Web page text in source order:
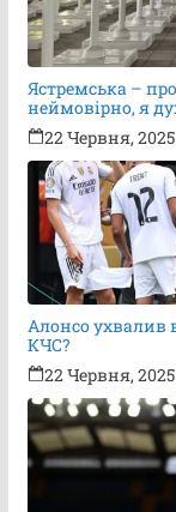
Ястремська –
неймовірно, я
22 Червня, 2025
Алонсо ухвалив
КЧС?
22 Червня, 2025